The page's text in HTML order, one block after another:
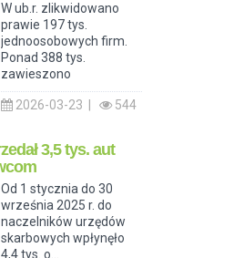
W ub.r. zlikwidowano
prawie 197 tys.
jednoosobowych firm.
Ponad 388 tys.
zawieszono
2026-03-23 | 544
3,5 tys. aut
Od 1 stycznia do 30
września 2025 r. do
naczelników urzędów
skarbowych wpłynęło
4,4 tys. o...